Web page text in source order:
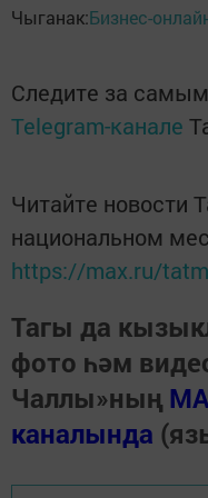
Чыганак:Бизнес-
Следите за
Telegram-канале
Читайте новости
национальном
https://max.ru/
Тагы да
фото һәм
Чаллы»ның
каналында